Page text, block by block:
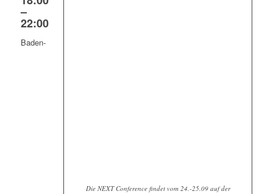
Die NEXT Conference findet vom 24.-25.09 auf der
–
22:00
Baden-